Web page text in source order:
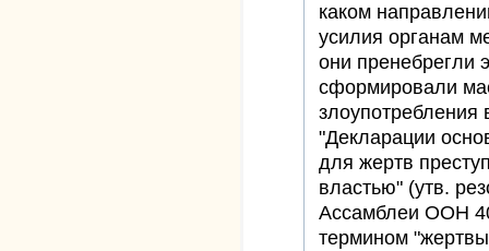
каком
усилия органам
они пренебрегли
сформировали
злоупотребления
"Декларации
для жертв
властью" (утв.
Ассамблеи ООН
термином